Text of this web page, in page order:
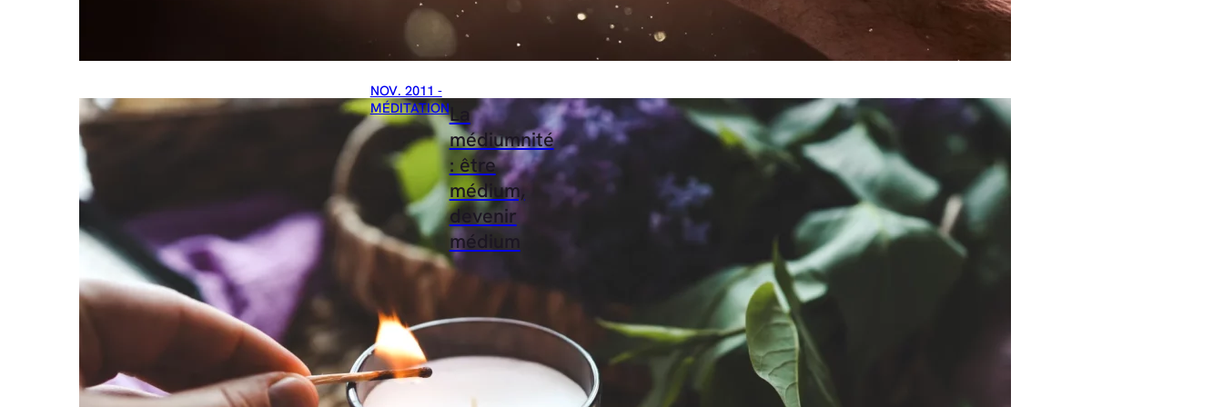
NOV. 2011 -
MÉDITATIONLa
médiumnité
: être
médium,
devenir
médium